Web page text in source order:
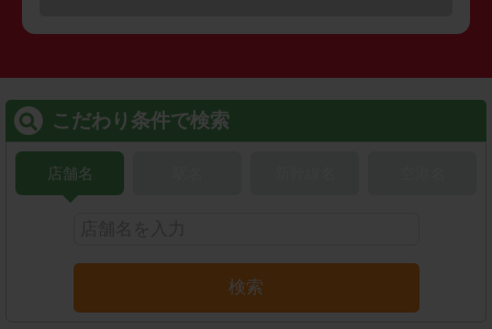
こだわり条件で検索
店舗名
検索